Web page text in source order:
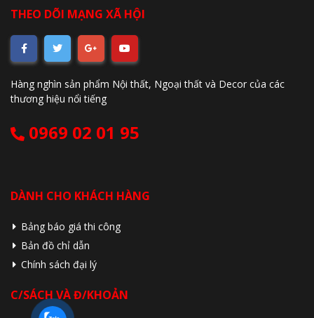
THEO DÕI MẠNG XÃ HỘI
Hàng nghìn sản phẩm Nội thất, Ngoại thất và Decor của các
thương hiệu nổi tiếng
0969 02 01 95
DÀNH CHO KHÁCH HÀNG
Bảng báo giá thi công
Bản đồ chỉ dẫn
Chính sách đại lý
C/SÁCH VÀ Đ/KHOẢN